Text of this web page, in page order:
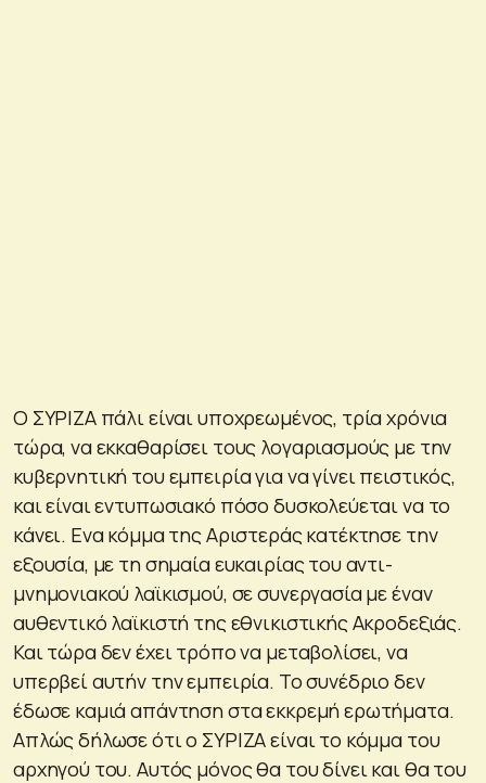
Ο ΣΥΡΙΖΑ πάλι είναι υποχρεωμένος, τρία χρόνια
τώρα, να εκκαθαρίσει τους λογαριασμούς με την
κυβερνητική του εμπειρία για να γίνει πειστικός,
και είναι εντυπωσιακό πόσο δυσκολεύεται να το
κάνει. Ενα κόμμα της Αριστεράς κατέκτησε την
εξουσία, με τη σημαία ευκαιρίας του αντι-
μνημονιακού λαϊκισμού, σε συνεργασία με έναν
αυθεντικό λαϊκιστή της εθνικιστικής Ακροδεξιάς.
Και τώρα δεν έχει τρόπο να μεταβολίσει, να
υπερβεί αυτήν την εμπειρία. Το συνέδριο δεν
έδωσε καμιά απάντηση στα εκκρεμή ερωτήματα.
Απλώς δήλωσε ότι ο ΣΥΡΙΖΑ είναι το κόμμα του
αρχηγού του. Αυτός μόνος θα του δίνει και θα του